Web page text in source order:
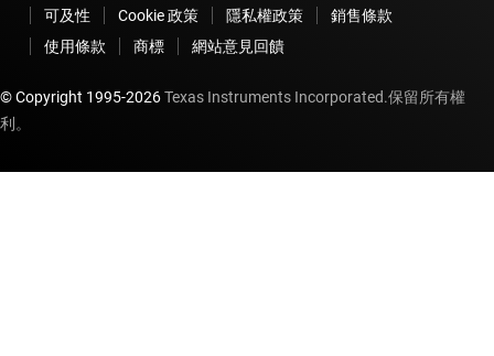
可及性 Cookie 政策 隱私權政策
銷售條款
使用條款
商標 網站意見回饋
© Copyright 1995-2026Texas Instruments Incorporated.保留所有權
利。